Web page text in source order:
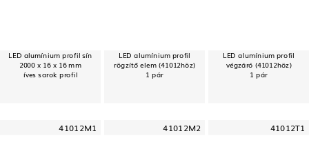
LED alumínium profil sín
2000 x 16 x 16 mm
íves sarok profil
LED alumínium profil
rögzítő elem (41012höz)
1 pár
LED alumínium profil
végzáró (41012höz)
1 pár
41012M1 41012M2 41012T1